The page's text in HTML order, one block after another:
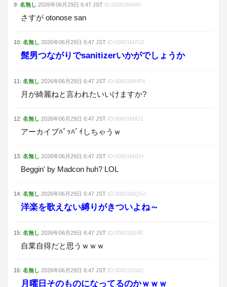
9: 名無し 2026年06月29日 6:47 JST ID:00001M4XV
さすが otonose san
10: 名無し 2026年06月29日 6:47 JST ID:00001M7U2
髭男つながりでsanitizerいかがでしょうか
11 : 名無し 2026年06月29日 6:47 JST ID:00001MHPX
月が綺麗ねと言われたいいけますか?
12: 名無し 2026年06月29日 6:47 JST ID:00001MIO1
アーカイブﾊﾞｯﾊﾞｲしちゃうｗ
13: 名無し 2026年06月29日 6:47 JST ID:00001MIZH
Beggin' by Madcon huh? LOL
14: 名無し 2026年06月29日 6:47 JST ID:00001MQ5U
洋楽を歌えない縛りがきついよね～
15: 名無し 2026年06月29日 6:47 JST ID:00001N24E
自業自得だと思うｗｗｗ
16: 名無し 2026年06月29日 6:47 JST ID:00001N3A2
月曜日そのものになってるのかｗｗｗ